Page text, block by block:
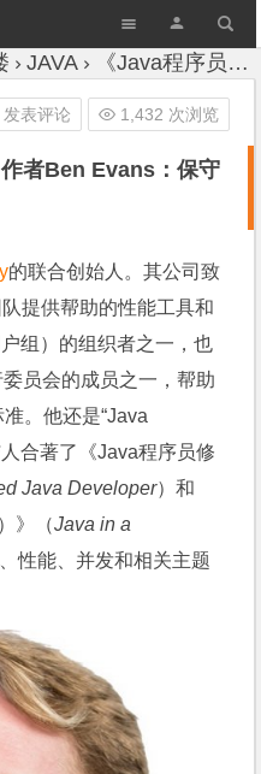
JAVA 《Java程序员修炼之道》作者Ben Evans：保守的设计
作者Ben Evans：保守
发表评论 1,432 次浏览
的联合创始人。其公司致
提供帮助的性能工具和
组）的组织者之一，也
员会的成员之一，帮助
。他还是“Java
合著了《Java程序员修
Java Developer）和
》（Java in a
性能、并发和相关主题